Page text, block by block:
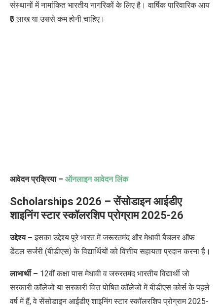
संस्थानों में नामांकित भारतीय नागरिकों के लिए है। वार्षिक पारिवारिक आय
₹6 लाख या उससे कम होनी चाहिए।
आवेदन प्रक्रिया – ऑनलाइन आवेदन लिंक
Scholarships 2026 – सेंसोडाइन आईडीए
शाइनिंग स्टार स्कॉलरशिप प्रोग्राम 2025-26
उद्देश्य – इसकाउद्देश्य पूरे भारत में जरूरतमंद और मेधावी बैचलर ऑफ
डेंटल सर्जरी (बीडीएस) के विद्यार्थियों को वित्तीय सहायता प्रदान करना है।
लाभार्थी – 12वीं कक्षा पास मेधावी व जरुरतमंद भारतीय विद्यार्थी जो
सरकारी कॉलेजों या सरकारी वित्त पोषित कॉलेजों में बीडीएस कोर्स के पहले
वर्ष में हैं, वे सेंसोडाइन आईडीए शाइनिंग स्टार स्कॉलरशिप प्रोग्राम 2025-